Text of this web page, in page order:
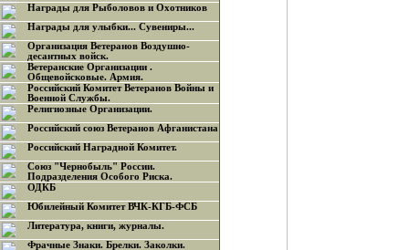
Награды для Рыболовов и Охотников
Награды для улыбки... Сувениры...
Организация Ветеранов Воздушно-
десантных войск.
Ветеранские Организации .
Общевойсковые. Армия.
Российский Комитет Ветеранов Войны и
Военной Службы.
Религиозные Организации.
Российский союз Ветеранов Афганистана
Российский Наградной Комитет.
Союз "Чернобыль" России.
Подразделения Особого Риска.
ОДКБ
Юбилейный Комитет ВЧК-КГБ-ФСБ
Литература, книги, журналы.
Фрачные Знаки. Брелки. Заколки.